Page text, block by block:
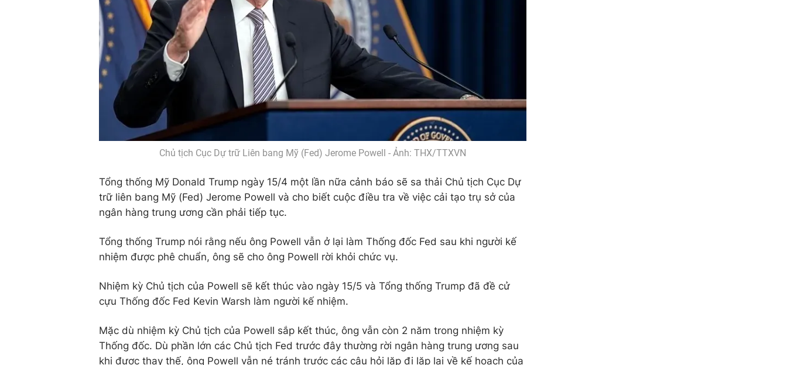
Chủ tịch Cục Dự trữ Liên bang Mỹ (Fed) Jerome Powell - Ảnh: THX/TTXVN
Tổng thống Mỹ Donald Trump ngày 15/4 một lần nữa cảnh báo sẽ sa thải Chủ tịch Cục Dự
trữ liên bang Mỹ (Fed) Jerome Powell và cho biết cuộc điều tra về việc cải tạo trụ sở của
ngân hàng trung ương cần phải tiếp tục.
Tổng thống Trump nói rằng nếu ông Powell vẫn ở lại làm Thống đốc Fed sau khi người kế
nhiệm được phê chuẩn, ông sẽ cho ông Powell rời khỏi chức vụ.
Nhiệm kỳ Chủ tịch của Powell sẽ kết thúc vào ngày 15/5 và Tổng thống Trump đã đề cử
cựu Thống đốc Fed Kevin Warsh làm người kế nhiệm.
Mặc dù nhiệm kỳ Chủ tịch của Powell sắp kết thúc, ông vẫn còn 2 năm trong nhiệm kỳ
Thống đốc. Dù phần lớn các Chủ tịch Fed trước đây thường rời ngân hàng trung ương sau
khi được thay thế, ông Powell vẫn né tránh trước các câu hỏi lặp đi lặp lại về kế hoạch của